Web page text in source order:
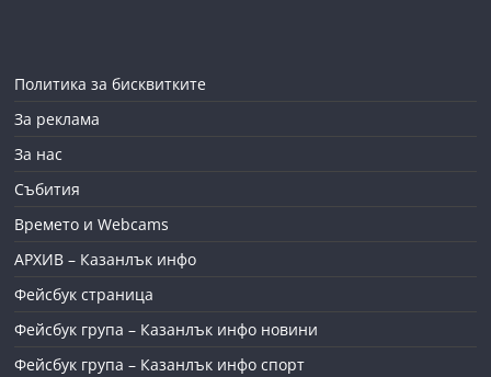
Политика за бисквитките
За реклама
За нас
Събития
Времето и Webcams
АРХИВ – Казанлък инфо
Фейсбук страница
Фейсбук група – Казанлък инфо новини
Фейсбук група – Казанлък инфо спорт